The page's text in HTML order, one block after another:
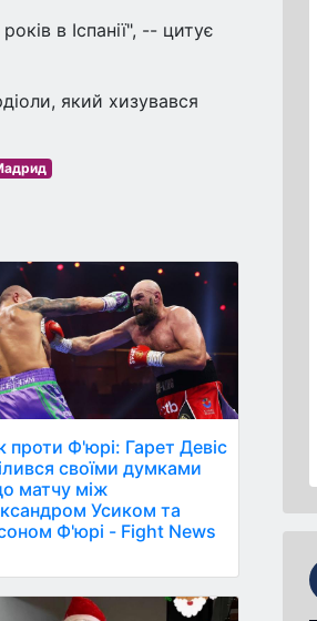
в Іспанії", -- цитує
який хизувався
проти Ф'юрі: Гарет Девіс
своїми думками
матчу між
Усиком та
Ф'юрі - Fight News